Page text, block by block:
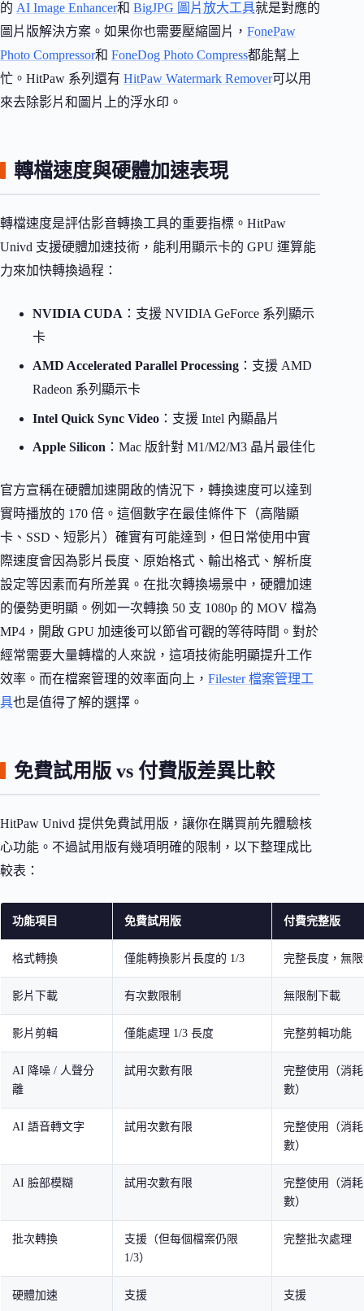
的 AI Image Enhancer和 BigJPG 圖片放大工具就是對應的
圖片版解決方案。如果你也需要壓縮圖片， FonePaw
Photo Compressor和 FoneDog Photo Compress都能幫上
忙。HitPaw 系列還有 HitPaw Watermark Remover可以用
來去除影片和圖片上的浮水印。
轉檔速度與硬體加速表現
轉檔速度是評估影音轉換工具的重要指標。HitPaw
Univd 支援硬體加速技術，能利用顯示卡的 GPU 運算能
力來加快轉換過程：
NVIDIA CUDA ：支援 NVIDIA GeForce 系列顯示
卡
AMD Accelerated Parallel Processing ：支援 AMD
Radeon 系列顯示卡
Intel Quick Sync Video ：支援 Intel 內顯晶片
Apple Silicon ：Mac 版針對 M1/M2/M3 晶片最佳化
官方宣稱在硬體加速開啟的情況下，轉換速度可以達到
實時播放的 170 倍。這個數字在最佳條件下（高階顯
卡、SSD、短影片）確實有可能達到，但日常使用中實
際速度會因為影片長度、原始格式、輸出格式、解析度
設定等因素而有所差異。在批次轉換場景中，硬體加速
的優勢更明顯。例如一次轉換 50 支 1080p 的 MOV 檔為
MP4，開啟 GPU 加速後可以節省可觀的等待時間。對於
經常需要大量轉檔的人來說，這項技術能明顯提升工作
效率。而在檔案管理的效率面向上， Filester 檔案管理工
具也是值得了解的選擇。
免費試用版 vs 付費版差異比較
HitPaw Univd 提供免費試用版，讓你在購買前先體驗核
心功能。不過試用版有幾項明確的限制，以下整理成比
較表：
功能項目 免費試用版 付費完整版
格式轉換 僅能轉換影片長度的 1/3 完整長度，無
影片下載 有次數限制 無限制下載
影片剪輯 僅能處理 1/3 長度 完整剪輯功能
AI 降噪 / 人聲分
離
試用次數有限
完整使用（消
數）
AI 語音轉文字 試用次數有限
完整使用（消
數）
AI 臉部模糊 試用次數有限
完整使用（消
數）
批次轉換
支援（但每個檔案仍限
1/3）
完整批次處理
硬體加速 支援 支援